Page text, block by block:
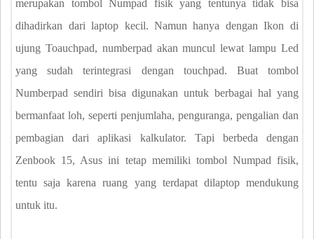
merupakan tombol Numpad fisik yang tentunya tidak bisa
dihadirkan dari laptop kecil. Namun hanya dengan Ikon di
ujung Toauchpad, numberpad akan muncul lewat lampu Led
yang sudah terintegrasi dengan touchpad. Buat tombol
Numberpad sendiri bisa digunakan untuk berbagai hal yang
bermanfaat loh, seperti penjumlaha, penguranga, pengalian dan
pembagian dari aplikasi kalkulator. Tapi berbeda dengan
Zenbook 15, Asus ini tetap memiliki tombol Numpad fisik,
tentu saja karena ruang yang terdapat dilaptop mendukung
untuk itu.